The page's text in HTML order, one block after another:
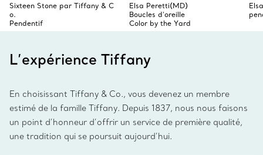
Sixteen Stone par Tiffany & C
o.
Pendentif
Elsa Peretti(MD)
Boucles d’oreille
Color by the Yard
L’expérience Tiffany
En choisissant Tiffany & Co., vous devenez un membre
estimé de la famille Tiffany. Depuis 1837, nous nous faisons
un point d’honneur d’offrir un service de première qualité,
une tradition qui se poursuit aujourd’hui.